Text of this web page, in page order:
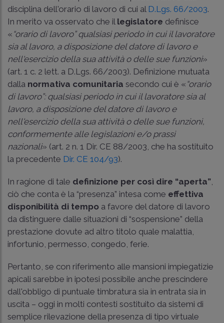
disciplina dell'orario di lavoro di cui al D.Lgs. 66/2003.
In merito va osservato che il legislatore definisce
« “orario di lavoro” qualsiasi periodo in cui il lavoratore
sia al lavoro, a disposizione del datore di lavoro e
nell'esercizio della sua attività o delle sue funzioni»
(art. 1 c. 2 lett. a D.Lgs. 66/2003). Definizione mutuata
dalla normativa comunitaria secondo cui è « “orario
di lavoro”: qualsiasi periodo in cui il lavoratore sia al
lavoro, a disposizione del datore di lavoro e
nell'esercizio della sua attività o delle sue funzioni,
conformemente alle legislazioni e/o prassi
nazionali» (art. 2 n. 1 Dir. CE 88/2003 , che ha sostituito
la precedente Dir. CE 104/93).
In ragione di tale definizione per così dire “aperta”
ciò che conta è la “presenza” intesa come effettiva
disponibilità di tempo a favore del datore di lavoro
da distinguere dalle situazioni di “sospensione” della
prestazione dovute ad altro titolo quale malattia,
infortunio, permesso, congedo, ferie.
Pertanto, se con riferimento alle mansioni impiegatizie
apicali sarebbe in ipotesi possibile anche prescindere
dall'obbligo di puntuale timbratura sia in entrata sia in
uscita – oggi in molti contesti sostituito da sistemi di
semplice rilevazione della presenza di tipo virtuale